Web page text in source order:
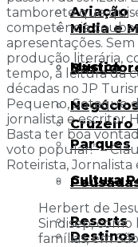
Mídia e
Música
Negócios
Parques
Resorts
Aviação
Cruzeiro
Cultura
Destinos
tamborete que
competência
apresentações.
produção literária,
tempo, a leitura da
décadas no JP
Pequeno, Sotaque
jornalista e escritor
Basta ter boa
voto popular!” –
Roteirista, Jornalista
Herbert de
Sindisep, como
famílias, em